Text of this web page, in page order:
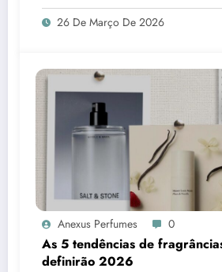
26 De Março De 2026
Anexus Perfumes 0
As 5 tendências de
definirão 2026